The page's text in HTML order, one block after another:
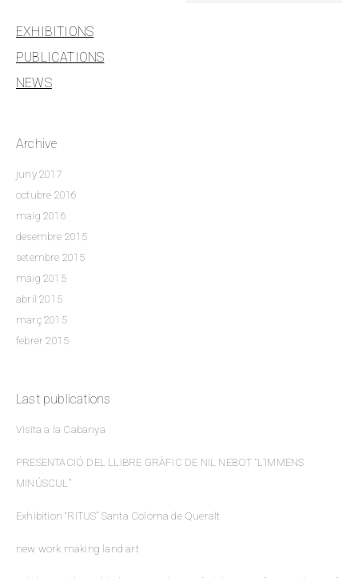
EXHIBITIONS
PUBLICATIONS
NEWS
Archive
juny 2017
octubre 2016
maig 2016
desembre 2015
setembre 2015
maig 2015
abril 2015
març 2015
febrer 2015
Last publications
Visita a la Cabanya
PRESENTACIÓ DEL LLIBRE GRÀFIC DE NIL NEBOT “L’IMMENS
MINÚSCUL”
Exhibition “RITUS” Santa Coloma de Queralt
new work making land art